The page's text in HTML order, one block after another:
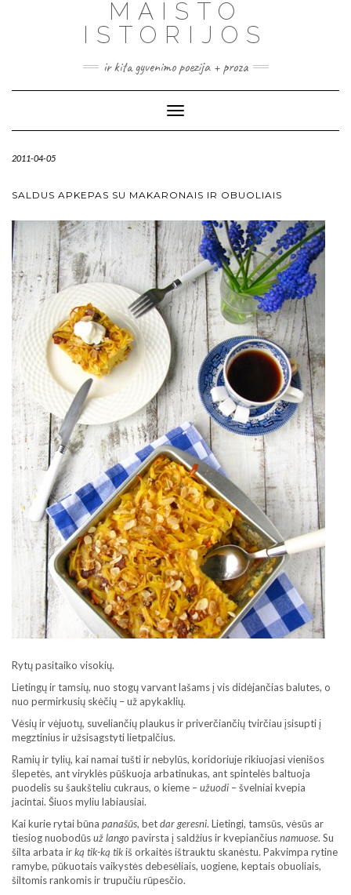
MAISTO
ISTORIJOS
ir kita gyvenimo poezija + proza
Toggle
Navigation
2011-04-05
SALDUS APKEPAS SU MAKARONAIS IR OBUOLIAIS
Rytų pasitaiko visokių.
Lietingų ir tamsių, nuo stogų varvant lašams į vis didėjančias balutes, o
nuo permirkusių skėčių – už apykaklių.
Vėsių ir vėjuotų, suveliančių plaukus ir priverčiančių tvirčiau įsisupti į
megztinius ir užsisagstyti lietpalčius.
Ramių ir tylių, kai namai tušti ir nebylūs, koridoriuje rikiuojasi vienišos
šlepetės, ant viryklės pūškuoja arbatinukas, ant spintelės baltuoja
puodelis su šaukšteliu cukraus, o kieme –užuodi – švelniai kvepia
jacintai. Šiuos myliu labiausiai.
Kai kurie rytai būna panašūs, betdar geresni. Lietingi, tamsūs, vėsūs ar
tiesiog nuobodūsuž lango pavirsta į saldžius ir kvepiančiusnamuose. Su
šilta arbata irką tik-ką tikiš orkaitės ištrauktu skanėstu. Pakvimpa rytine
ramybe, pūkuotais vaikystės debesėliais, uogiene, keptais obuoliais,
šiltomis rankomis ir trupučiu rūpesčio.